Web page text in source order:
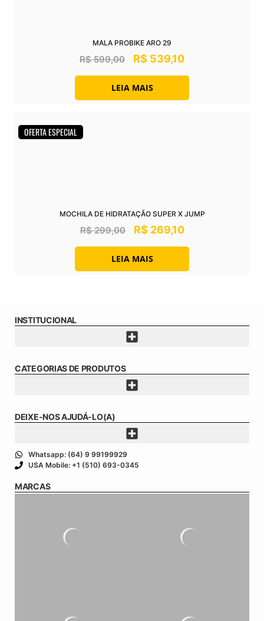
MALA PROBIKE ARO 29
R$599,00 R$ 539,10
LEIA MAIS
OFERTA ESPECIAL
MOCHILA DE HIDRATAÇÃO SUPER X JUMP
R$299,00 R$ 269,10
LEIA MAIS
INSTITUCIONAL
CATEGORIAS DE PRODUTOS
DEIXE-NOS AJUDÁ-LO(A)
Whatsapp: (64) 9 99199929
USA Mobile: +1 (510) 693-0345
MARCAS